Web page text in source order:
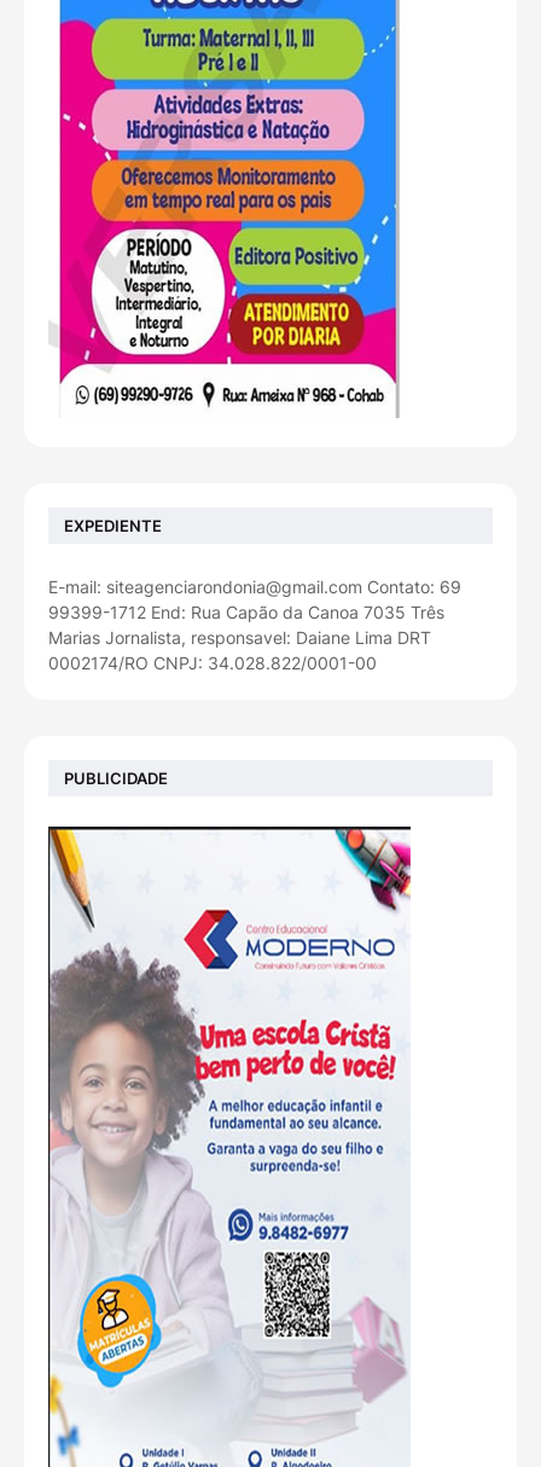
EXPEDIENTE
E-mail: siteagenciarondonia@gmail.com Contato: 69
99399-1712 End: Rua Capão da Canoa 7035 Três
Marias Jornalista, responsavel: Daiane Lima DRT
0002174/RO CNPJ: 34.028.822/0001-00
PUBLICIDADE